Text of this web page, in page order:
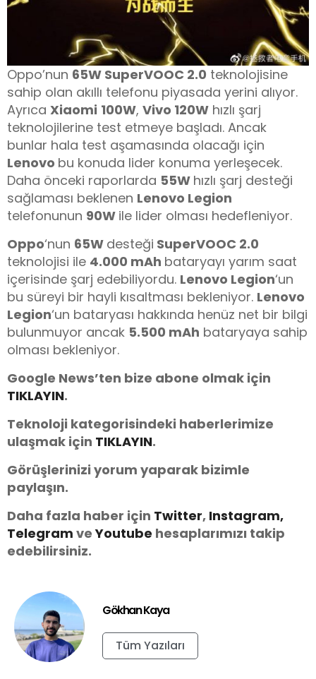
Oppo’nun 65W SuperVOOC 2.0 teknolojisine
sahip olan akıllı telefonu piyasada yerini alıyor.
Ayrıca Xiaomi 100W, Vivo 120W hızlı şarj
teknolojilerine test etmeye başladı. Ancak
bunlar hala test aşamasında olacağı için
Lenovo bu konuda lider konuma yerleşecek.
Daha önceki raporlarda 55W hızlı şarj desteği
sağlaması beklenen Lenovo Legion
telefonunun 90W ile lider olması hedefleniyor.
Oppo‘nun 65W desteği SuperVOOC 2.0
teknolojisi ile 4.000 mAh bataryayı yarım saat
içerisinde şarj edebiliyordu. Lenovo Legion‘un
bu süreyi bir hayli kısaltması bekleniyor. Lenovo
Legion‘un bataryası hakkında henüz net bir bilgi
bulunmuyor ancak 5.500 mAh bataryaya sahip
olması bekleniyor.
Google News’ten bize abone olmak için
TIKLAYIN.
Teknoloji kategorisindeki haberlerimize
ulaşmak için TIKLAYIN.
Görüşlerinizi yorum yaparak bizimle
paylaşın.
Daha fazla haber için Twitter, Instagram,
Telegram veYoutube hesaplarımızı takip
edebilirsiniz.
Gökhan Kaya
Tüm Yazıları